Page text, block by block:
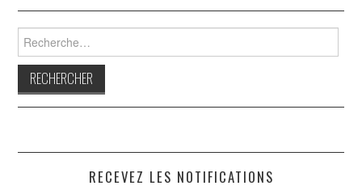
RECEVEZ LES NOTIFICATIONS